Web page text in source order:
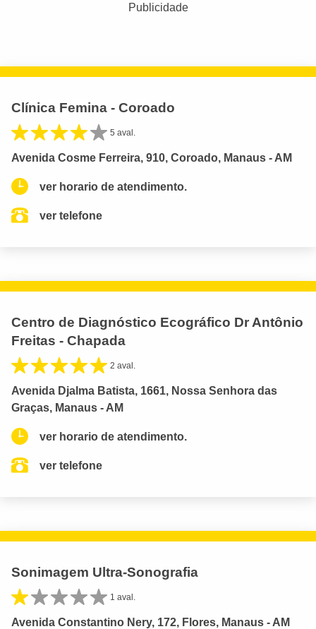
Publicidade
Clínica Femina - Coroado
5 aval.
Avenida Cosme Ferreira, 910, Coroado, Manaus - AM
ver horario de atendimento.
ver telefone
Centro de Diagnóstico Ecográfico Dr Antônio
Freitas - Chapada
2 aval.
Avenida Djalma Batista, 1661, Nossa Senhora das
Graças, Manaus - AM
ver horario de atendimento.
ver telefone
Sonimagem Ultra-Sonografia
1 aval.
Avenida Constantino Nery, 172, Flores, Manaus - AM